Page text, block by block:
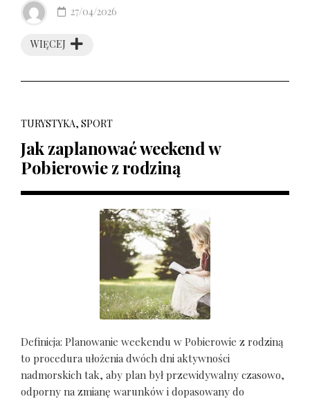
WIĘCEJ
27/04/2026
TURYSTYKA, SPORT
Jak zaplanować weekend w
Pobierowie z rodziną
Definicja: Planowanie weekendu w Pobierowie z rodziną
to procedura ułożenia dwóch dni aktywności
nadmorskich tak, aby plan był przewidywalny czasowo,
odporny na zmianę warunków i dopasowany do